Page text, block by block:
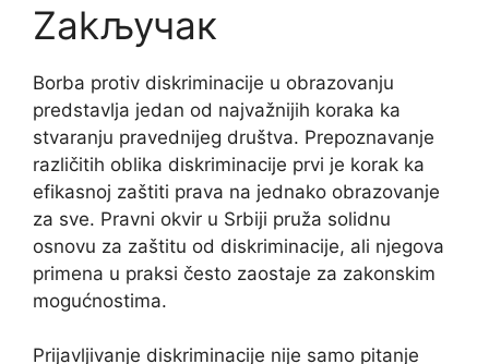
Zakључак
Borba protiv diskriminacije u obrazovanju
predstavlja jedan od najvažnijih koraka ka
stvaranju pravednijeg društva. Prepoznavanje
različitih oblika diskriminacije prvi je korak ka
efikasnoj zaštiti prava na jednako obrazovanje
za sve. Pravni okvir u Srbiji pruža solidnu
osnovu za zaštitu od diskriminacije, ali njegova
primena u praksi često zaostaje za zakonskim
mogućnostima.
Prijavljivanje diskriminacije nije samo pitanje